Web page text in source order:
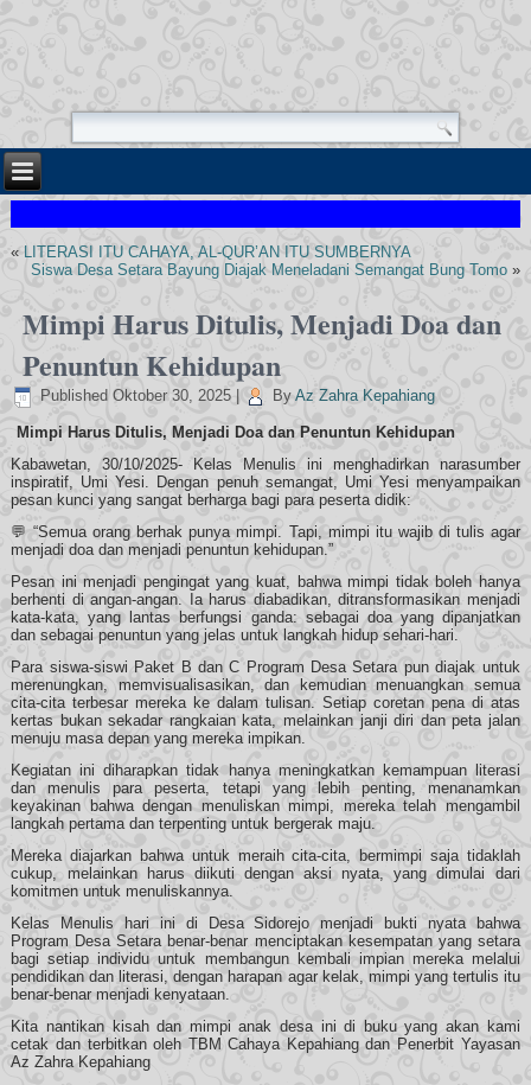
« LITERASI ITU CAHAYA, AL-QUR’AN ITU SUMBERNYA
Siswa Desa Setara Bayung Diajak Meneladani Semangat Bung Tomo»
Mimpi Harus Ditulis, Menjadi Doa dan
Penuntun Kehidupan
Published Oktober 30, 2025 By Az Zahra Kepahiang
Mimpi Harus Ditulis, Menjadi Doa dan Penuntun Kehidupan
Kabawetan, 30/10/2025- Kelas Menulis ini menghadirkan narasumber
inspiratif, Umi Yesi. Dengan penuh semangat, Umi Yesi menyampaikan
pesan kunci yang sangat berharga bagi para peserta didik:
💬 “Semua orang berhak punya mimpi. Tapi, mimpi itu wajib di tulis agar
menjadi doa dan menjadi penuntun kehidupan.”
Pesan ini menjadi pengingat yang kuat, bahwa mimpi tidak boleh hanya
berhenti di angan-angan. Ia harus diabadikan, ditransformasikan menjadi
kata-kata, yang lantas berfungsi ganda: sebagai doa yang dipanjatkan
dan sebagai penuntun yang jelas untuk langkah hidup sehari-hari.
Para siswa-siswi Paket B dan C Program Desa Setara pun diajak untuk
merenungkan, memvisualisasikan, dan kemudian menuangkan semua
cita-cita terbesar mereka ke dalam tulisan. Setiap coretan pena di atas
kertas bukan sekadar rangkaian kata, melainkan janji diri dan peta jalan
menuju masa depan yang mereka impikan.
Kegiatan ini diharapkan tidak hanya meningkatkan kemampuan literasi
dan menulis para peserta, tetapi yang lebih penting, menanamkan
keyakinan bahwa dengan menuliskan mimpi, mereka telah mengambil
langkah pertama dan terpenting untuk bergerak maju.
Mereka diajarkan bahwa untuk meraih cita-cita, bermimpi saja tidaklah
cukup, melainkan harus diikuti dengan aksi nyata, yang dimulai dari
komitmen untuk menuliskannya.
Kelas Menulis hari ini di Desa Sidorejo menjadi bukti nyata bahwa
Program Desa Setara benar-benar menciptakan kesempatan yang setara
bagi setiap individu untuk membangun kembali impian mereka melalui
pendidikan dan literasi, dengan harapan agar kelak, mimpi yang tertulis itu
benar-benar menjadi kenyataan.
Kita nantikan kisah dan mimpi anak desa ini di buku yang akan kami
cetak dan terbitkan oleh TBM Cahaya Kepahiang dan Penerbit Yayasan
Az Zahra Kepahiang